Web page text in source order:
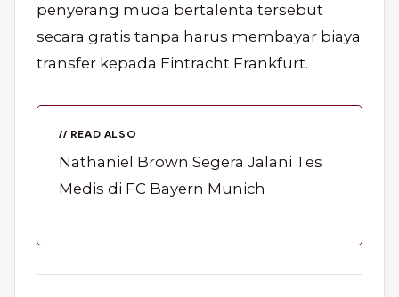
penyerang muda bertalenta tersebut
secara gratis tanpa harus membayar biaya
transfer kepada Eintracht Frankfurt.
// READ ALSO
Nathaniel Brown Segera Jalani Tes
Medis di FC Bayern Munich